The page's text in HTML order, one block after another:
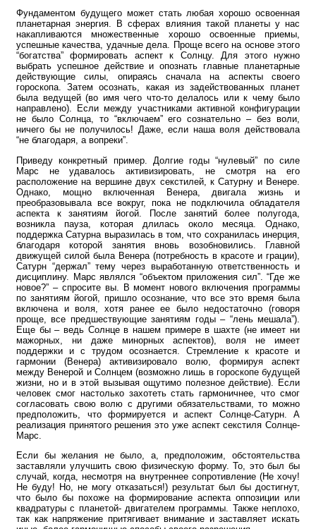
Фундаментом будущего может стать любая хорошо освоенная
планетарная энергия. В сферах влияния такой планеты у нас
накапливаются множественные хорошо освоенные приемы,
успешные качества, удачные дела. Проще всего на основе этого
“богатства” формировать аспект к Солнцу. Для этого нужно
выбрать успешное действие и опознать главные планетарные
действующие силы, опираясь сначала на аспекты своего
гороскопа. Затем осознать, какая из задействованных планет
была ведущей (во имя чего что-то делалось или к чему было
направлено). Если между участниками активной конфигурации
не было Солнца, то “включаем” его сознательно – без воли,
ничего бы не получилось! Даже, если наша воля действовала
“не благодаря, а вопреки”.
Приведу конкретный пример. Долгие годы “нулевый” по силе
Марс не удавалось активизировать, не смотря на его
расположение на вершине двух секстилей, к Сатурну и Венере.
Однако, мощно включенная Венера, двигала жизнь и
преобразовывала все вокруг, пока не подключила обладателя
аспекта к занятиям йогой. После занятий более полугода,
возникла пауза, которая длилась около месяца. Однако,
поддержка Сатурна выразилась в том, что сохранилась инерция,
благодаря которой занятия вновь возобновились. Главной
движущей силой была Венера (потребность в красоте и грации),
Сатурн “держал” тему через выработанную ответственность и
дисциплину. Марс являлся “объектом приложения сил”. “Где же
новое?” – спросите вы. В момент нового включения программы
по занятиям йогой, пришло осознание, что все это время была
включена и воля, хотя ранее ее было недостаточно (говоря
проще, все предшествующие занятиям годы – “лень мешала”).
Еще бы – ведь Солнце в нашем примере в шахте (не имеет ни
мажорных, ни даже минорных аспектов), воля не имеет
поддержки и с трудом осознается. Стремление к красоте и
гармонии (Венера) активизировало волю, формируя аспект
между Венерой и Солнцем (возможно лишь в гороскопе будущей
жизни, но и в этой вызывая ощутимо полезное действие). Если
человек смог настолько захотеть стать гармоничнее, что смог
согласовать свою волю с другими обязательствами, то можно
предположить, что формируется и аспект Солнце-Сатурн. А
реализация принятого решения это уже аспект секстиля Солнце-
Марс.
Если бы желания не было, а, предположим, обстоятельства
заставляли улучшить свою физическую форму. То, это был бы
случай, когда, несмотря на внутреннее сопротивление (Не хочу!
Не буду! Но, не могу отказаться!) результат был бы достигнут,
что было бы похоже на формирование аспекта оппозиции или
квадратуры с планетой- двигателем программы. Также неплохо,
так как напряжение притягивает внимание и заставляет искать